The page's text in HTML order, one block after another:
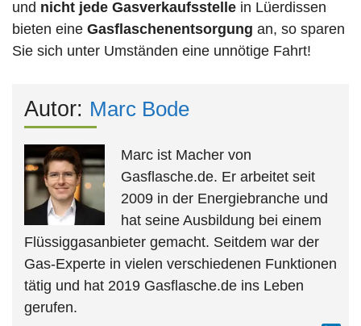
und nicht jede Gasverkaufsstelle in Lüerdissen
bieten eine Gasflaschenentsorgung an, so sparen
Sie sich unter Umständen eine unnötige Fahrt!
Autor: Marc Bode
Marc ist Macher von
Gasflasche.de. Er arbeitet seit
2009 in der Energiebranche und
hat seine Ausbildung bei einem
Flüssiggasanbieter gemacht. Seitdem war der
Gas-Experte in vielen verschiedenen Funktionen
tätig und hat 2019 Gasflasche.de ins Leben
gerufen.